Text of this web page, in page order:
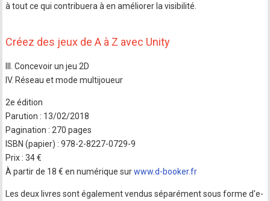
à tout ce qui contribuera à en améliorer la visibilité.
Créez des jeux de A à Z avec Unity
III. Concevoir un jeu 2D
IV. Réseau et mode multijoueur
2e édition
Parution : 13/02/2018
Pagination : 270 pages
ISBN (papier) : 978-2-8227-0729-9
Prix : 34 €
À partir de 18 € en numérique surwww.d-booker.fr
Les deux livres sont également vendus séparément sous forme d'e-